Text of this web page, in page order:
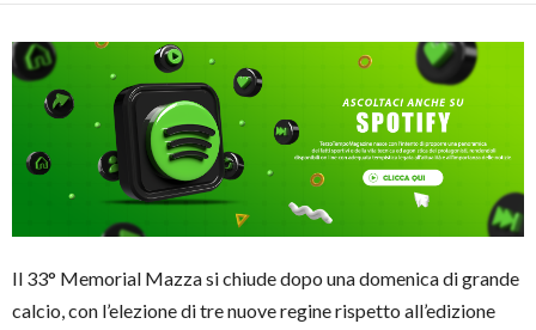
Il 33° Memorial Mazza si chiude dopo una domenica di grande
calcio, con l’elezione di tre nuove regine rispetto all’edizione